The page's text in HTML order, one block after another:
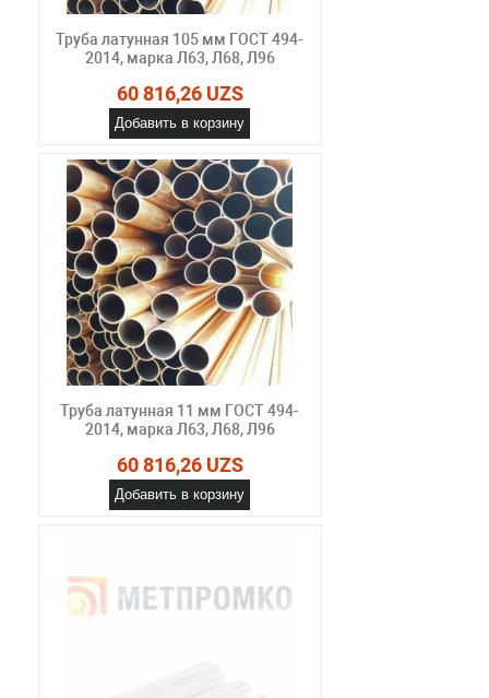
Труба латунная 105 мм ГОСТ 494-
2014, марка Л63, Л68, Л96
60 816,26 UZS
Добавить в корзину
Труба латунная 11 мм ГОСТ 494-
2014, марка Л63, Л68, Л96
60 816,26 UZS
Добавить в корзину